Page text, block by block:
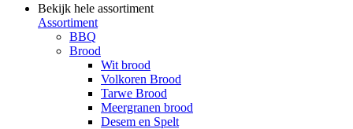
Bekijk hele assortiment
Assortiment
BBQ
Brood
Wit brood
Volkoren Brood
Tarwe Brood
Meergranen brood
Desem en Spelt